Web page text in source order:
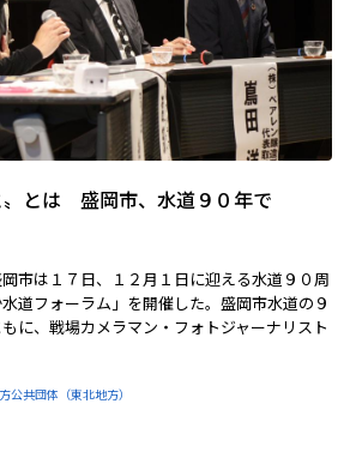
〟とは 盛岡市、水道９０年で
市は１７日、１２月１日に迎える水道９０周
道フォーラム」を開催した。盛岡市水道の９
に、戦場カメラマン・フォトジャーナリスト
公共団体（東北地方）